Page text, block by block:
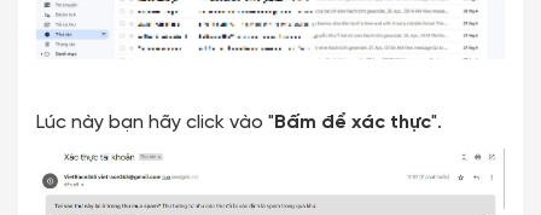
Lúc này bạn hãy click vào " Bấm để xác thực".